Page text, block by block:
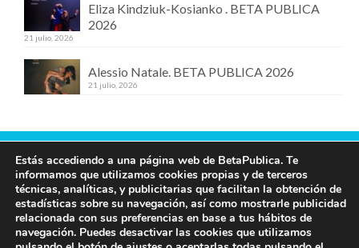
Eliza Kindziuk-Kosianko . BETA PUBLICA
2026
21 julio, 2026
Alessio Natale. BETA PUBLICA 2026
21 julio, 2026
Contacta con nosotros
609 19 97 00
info@betapublica.org
© Beta Publica -Aviso Legal y de privacidad
Estás accediendo a una página web de BetaPublica. Te
informamos que utilizamos cookies propias y de terceros
técnicas, analíticas, y publicitarias que facilitan la obtención de
estadísticas sobre su navegación, así como mostrarle publicidad
relacionada con sus preferencias en base a tus hábitos de
navegación. Puedes desactivar las cookies que utilizamos